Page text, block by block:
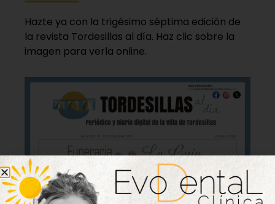
Hazte ya con la trigésimo séptima edición de
la revista Tordesillas al día. Haz clic sobre la
imagen para verla online.